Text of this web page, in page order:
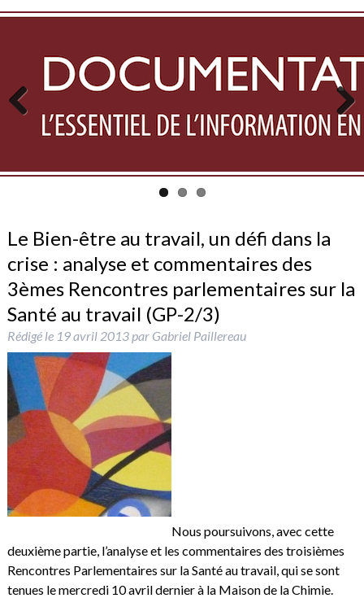
Previous Next
Le Bien-être au travail, un défi dans la
crise : analyse et commentaires des
3èmes Rencontres parlementaires sur la
Santé au travail (GP-2/3)
Rédigé le 19 avril 2013par Gabriel Paillereau
Nous poursuivons, avec cette
deuxième partie, l’analyse et les commentaires des troisièmes
Rencontres Parlementaires sur la Santé au travail, qui se sont
tenues le mercredi 10 avril dernier à la Maison de la Chimie.